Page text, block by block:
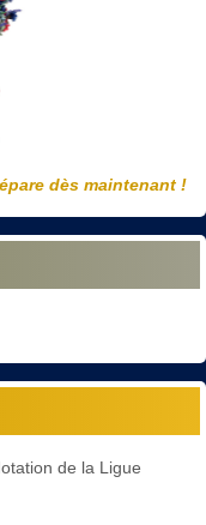
dès maintenant !
de la Ligue